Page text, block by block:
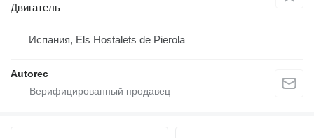
Двигатель
Испания, Els Hostalets de Pierola
Autorec